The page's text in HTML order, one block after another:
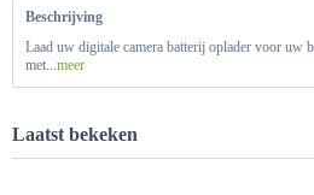
Beschrijving
Laad uw digitale camera batterij oplader voor uw
met... meer
Laatst bekeken